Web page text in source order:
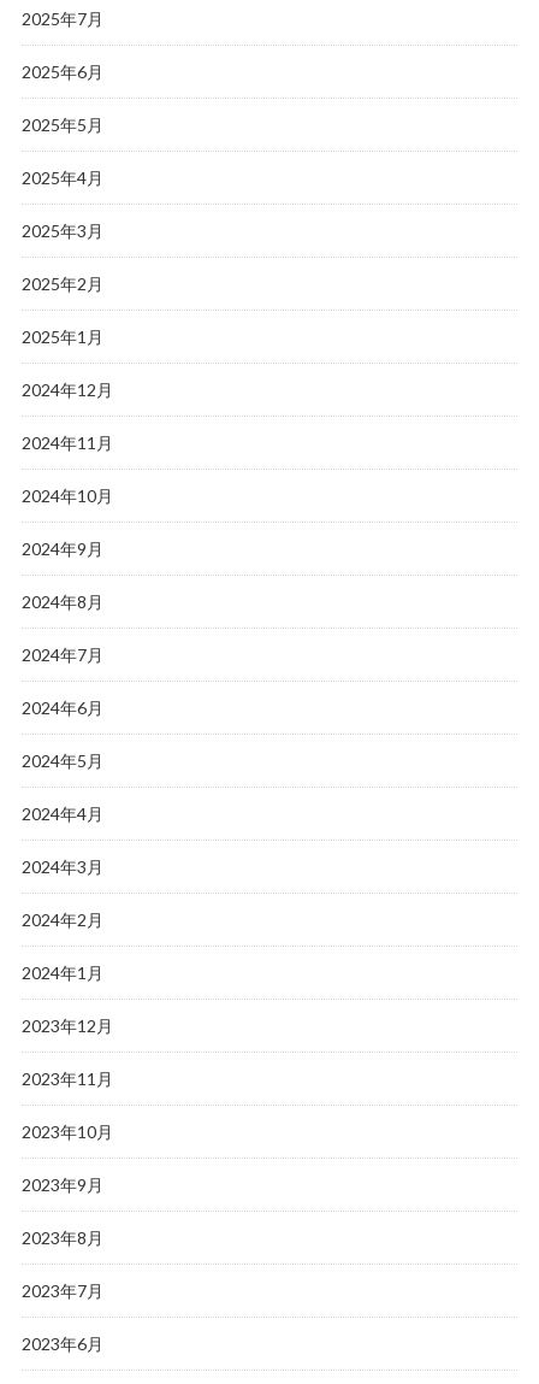
2025年7月
2025年6月
2025年5月
2025年4月
2025年3月
2025年2月
2025年1月
2024年12月
2024年11月
2024年10月
2024年9月
2024年8月
2024年7月
2024年6月
2024年5月
2024年4月
2024年3月
2024年2月
2024年1月
2023年12月
2023年11月
2023年10月
2023年9月
2023年8月
2023年7月
2023年6月